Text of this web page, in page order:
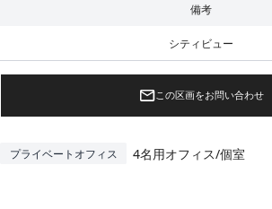
備考
シティビュー
この区画をお問い合わせ
プライベートオフィス 4名用オフィス/個室